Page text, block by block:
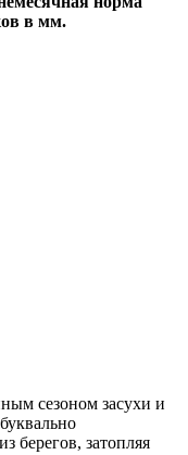
в мм.
сезоном засухи и
берегов, затопляя